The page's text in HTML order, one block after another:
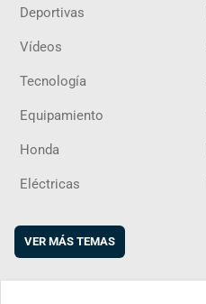
Deportivas
Vídeos
Tecnología
Equipamiento
Honda
Eléctricas
VER MÁS TEMAS